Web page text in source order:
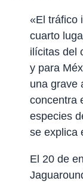
«El tráfico
cuarto
ilícitas del
y para
una grave
concentra
especies
se explica
El 20 de